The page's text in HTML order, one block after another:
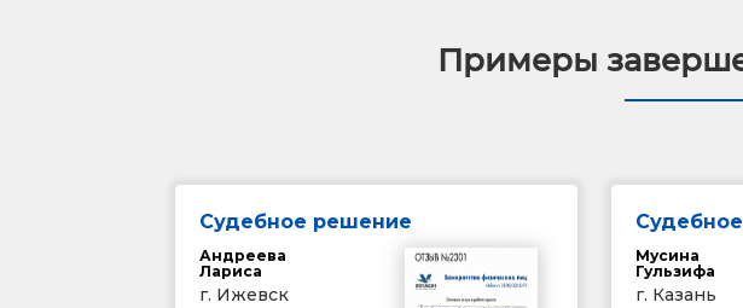
Примеры
Судебное решение
Андреева
Лариса
г. Ижевск
Мусина
Гульзифа
г. Казань